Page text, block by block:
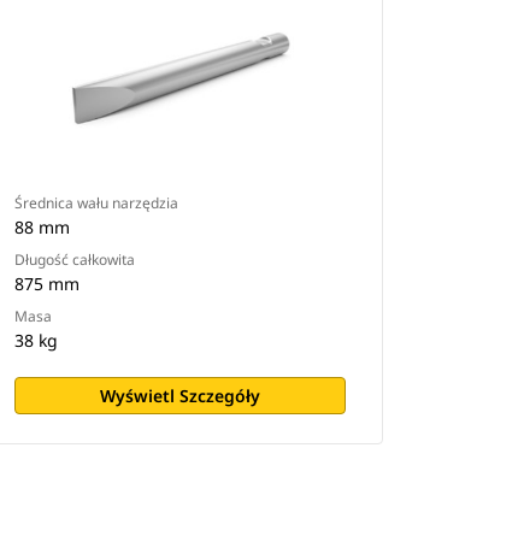
Średnica wału narzędzia
88 mm
Długość całkowita
875 mm
Masa
38 kg
Wyświetl Szczegóły